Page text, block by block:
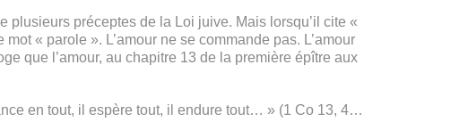
plusieurs préceptes de la Loi juive. Mais lorsqu’il cite «
« parole ». L’amour ne se commande pas. L’amour
que l’amour, au chapitre 13 de la première épître aux
en tout, il espère tout, il endure tout… » (1 Co 13, 4…